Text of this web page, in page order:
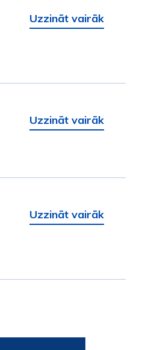
Uzzināt vairāk
Uzzināt vairāk
Uzzināt vairāk